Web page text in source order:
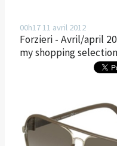
00h1711 avril 2012
Forzieri - Avril/april
my shopping selection